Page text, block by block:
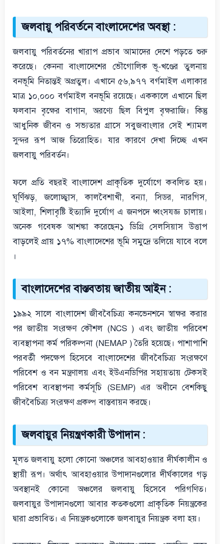
জলবায়ু পরিবর্তনে বাংলাদেশের অবস্থা :
জলবায়ু পরিবর্তনের খারাপ প্রভাব আমাদের দেশে পড়তে শুরু
করেছে। কেননা বাংলাদেশের ভৌগোলিক ভূ-খণ্ডের তুলনায়
বনভূমি নিতান্তই অপ্রতুল। এখানে ৫৬,৯৭৭ বর্গমাইল এলাকার
মাত্র ১০,০০০ বর্গমাইল বনভূমি রয়েছে। এককালে এখানে ছিল
ফলবান বৃক্ষের বাগান, অরণ্যে ছিল বিপুল বৃক্ষরাজি। কিন্তু
আধুনিক জীবন ও সভ্যতার গ্রাসে সবুজবাংলার সেই শ্যামল
সুন্দর রূপ আজ তিরোহিত। যার কারণে দেখা দিচ্ছে এখন
জলবায়ু পরিবর্তন।
ফলে প্রতি বছরই বাংলাদেশ প্রাকৃতিক দুর্যোগে কবলিত হয়।
ঘূর্ণিঝড়, জলোচ্ছ্বাস, কালবৈশাখী, বন্যা, সিডর, নারগিস,
আইলা, শিলাবৃষ্টি ইত্যাদি দুর্যোগ এ জনপদে ধ্বংসযজ্ঞ চালায়।
অনেক গবেষক আশঙ্কা করেছেন১ ডিগ্রি সেলসিয়াস উত্তাপ
বাড়লেই প্রায় ১৭% বাংলাদেশের ভূমি সমুদ্রে তলিয়ে যাবে বলে
।
বাংলাদেশের বাস্তবতায় জাতীয় আইন :
১৯৯২ সালে বাংলাদেশ জীববৈচিত্র্য কনভেনশনে স্বাক্ষর করার
পর জাতীয় সংরক্ষণ কৌশল (NCS ) এবং জাতীয় পরিবেশ
ব্যবস্থাপনা কর্ম পরিকল্পনা (NEMAP ) তৈরি হয়েছে। পাশাপাশি
পরবর্তী পদক্ষেপ হিসেবে বাংলাদেশের জীববৈচিত্র্য সংরক্ষণে
পরিবেশ ও বন মন্ত্রণালয় এবং ইউএনডিপির সহায়তায় টেকসই
পরিবেশ ব্যবস্থাপনা কর্মসূচি (SEMP) এর অধীনে বেশকিছু
জীববৈচিত্র্য সংরক্ষণ প্রকল্প বাস্তবায়ন করছে।
জলবায়ুর নিয়ন্ত্রণকারী উপাদান :
মূলত জলবায়ু হলো কোনো অঞ্চলের আবহাওয়ার দীর্ঘকালীন ও
স্থায়ী রূপ। অর্থাৎ আবহাওয়ার উপাদানগুলোর দীর্ঘকালের গড়
অবস্থানই কোনো অঞ্চলের জলবায়ু হিসেবে পরিগণিত।
জলবায়ুর উপাদানগুলো আবার কতকগুলো প্রাকৃতিক নিয়ন্ত্রকের
দ্বারা প্রভাবিত। এ নিয়ন্ত্রকগুলোকে জলবায়ুর নিয়ন্ত্রক বলা হয়।